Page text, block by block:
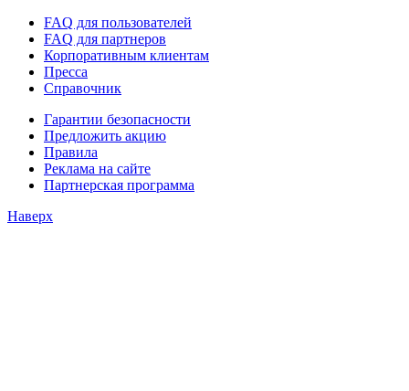
FAQ для пользователей
FAQ для партнеров
Корпоративным клиентам
Пресса
Справочник
Гарантии безопасности
Предложить акцию
Правила
Реклама на сайте
Партнерская программа
Наверх